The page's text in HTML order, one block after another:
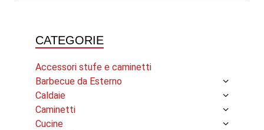
CATEGORIE
Accessori stufe e caminetti
Barbecue da Esterno
Caldaie
Caminetti
Cucine